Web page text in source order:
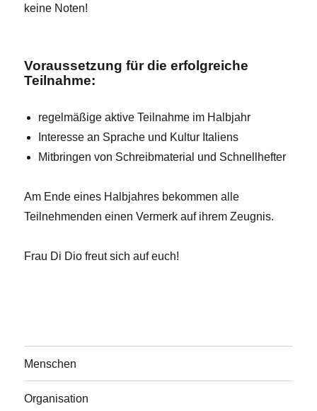
keine Noten!
Voraussetzung für die erfolgreiche
Teilnahme:
regelmäßige aktive Teilnahme im Halbjahr
Interesse an Sprache und Kultur Italiens
Mitbringen von Schreibmaterial und Schnellhefter
Am Ende eines Halbjahres bekommen alle
Teilnehmenden einen Vermerk auf ihrem Zeugnis.
Frau Di Dio freut sich auf euch!
Menschen
Organisation